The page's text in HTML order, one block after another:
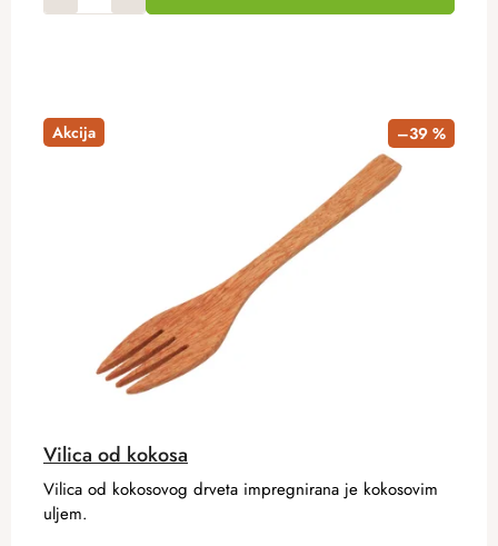
Akcija –39 %
Vilica od kokosa
Vilica od kokosovog drveta impregnirana je kokosovim
uljem.